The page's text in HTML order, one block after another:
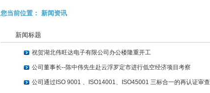
您当前位置： 新闻资讯
新闻标题
祝贺湖北伟旺达电子有限公司办公楼隆重开工
公司董事长--陈中伟先生赴云浮罗定市进行低空经济项目考察
公司通过ISO 9001 、ISO14001、ISO45001 三标合一的再认证审查